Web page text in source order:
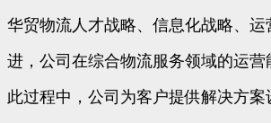
华贸物流人才战略、信息化战略、运
进，公司在综合物流服务领域的运营
此过程中，公司为客户提供解决方案